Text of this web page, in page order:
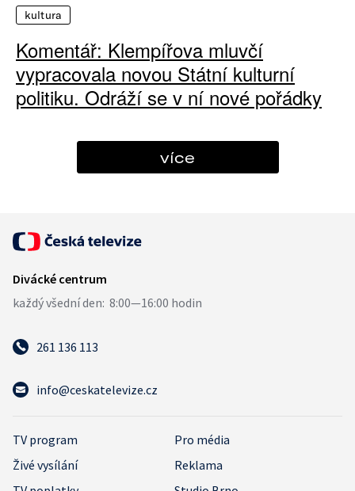
kultura
Komentář: Klempířova mluvčí
vypracovala novou Státní kulturní
politiku. Odráží se v ní nové pořádky
více
261 136 113
info@ceskatelevize.cz
TV program
Pro média
Živé vysílání
Reklama